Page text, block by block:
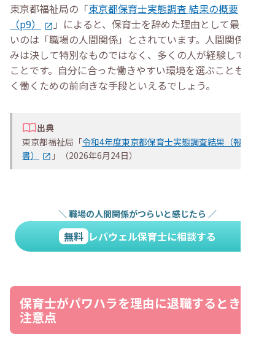
東京都福祉局の「東京都保育士実態調査 結果の概要
（p9）
」によると、保育士を辞めた理由として最も多
いのは「職場の人間関係」とされています。人間関係の悩
みは決して特別なものではなく、多くの人が経験している
ことです。自分に合った働きやすい環境を選ぶことも、長
く働くための前向きな手段といえるでしょう。
出典
東京都福祉局「令和4年度東京都保育士実態調査結果（報告
書）
」（2026年6月24日）
＼ 職場の人間関係がつらいと感じたら ／
無料 レバウェル保育士に相談する
保育士がパワハラを理由に退職するときの
注意点